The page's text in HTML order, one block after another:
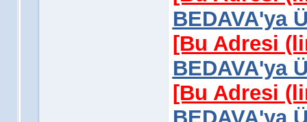
BEDAVA'ya
[Bu Adresi
BEDAVA'ya
[Bu Adresi